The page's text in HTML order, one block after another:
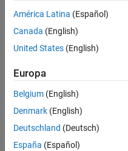
América Latina (Español)
Canada (English)
United States (English)
Europa
Belgium (English)
Denmark (English)
Deutschland (Deutsch)
España (Español)
Centro di fiducia
Antipirateria
Stato
© 1994-2026 The